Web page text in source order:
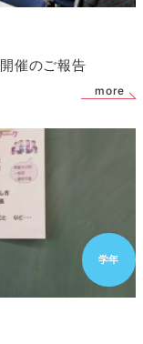
催のご報告
more
学年